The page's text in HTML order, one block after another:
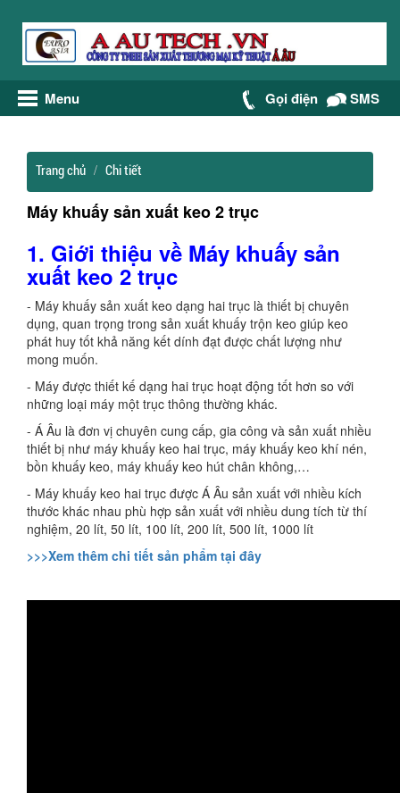
Menu Gọi điện SMS
Trang chủ Chi tiết
Máy khuấy sản xuất keo 2 trục
1. Giới thiệu về Máy khuấy sản
xuất keo 2 trục
- Máy khuấy sản xuất keo dạng hai trục là thiết bị chuyên
dụng, quan trọng trong sản xuất khuấy trộn keo giúp keo
phát huy tốt khả năng kết dính đạt được chất lượng như
mong muốn.
- Máy được thiết kế dạng hai trục hoạt động tốt hơn so với
những loại máy một trục thông thường khác.
- Á Âu là đơn vị chuyên cung cấp, gia công và sản xuất nhiều
thiết bị như máy khuấy keo hai trục, máy khuấy keo khí nén,
bồn khuấy keo, máy khuấy keo hút chân không,…
- Máy khuấy keo hai trục được Á Âu sản xuất với nhiều kích
thước khác nhau phù hợp sản xuất với nhiều dung tích từ thí
nghiệm, 20 lít, 50 lít, 100 lít, 200 lít, 500 lít, 1000 lít
>>>Xem thêm chi tiết sản phẩm tại đây